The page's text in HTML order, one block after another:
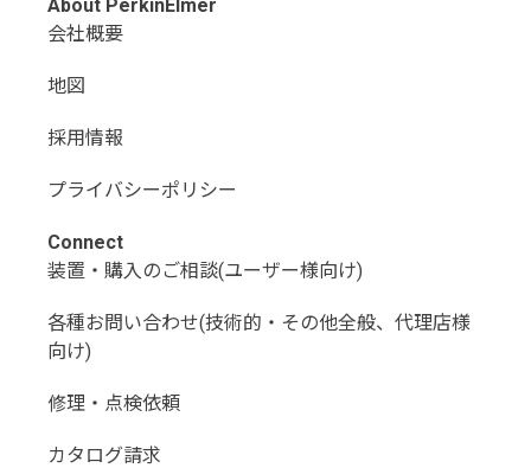
About PerkinElmer
会社概要
地図
採用情報
プライバシーポリシー
Connect
装置・購入のご相談(ユーザー様向け)
各種お問い合わせ(技術的・その他全般、代理店様
向け)
修理・点検依頼
カタログ請求